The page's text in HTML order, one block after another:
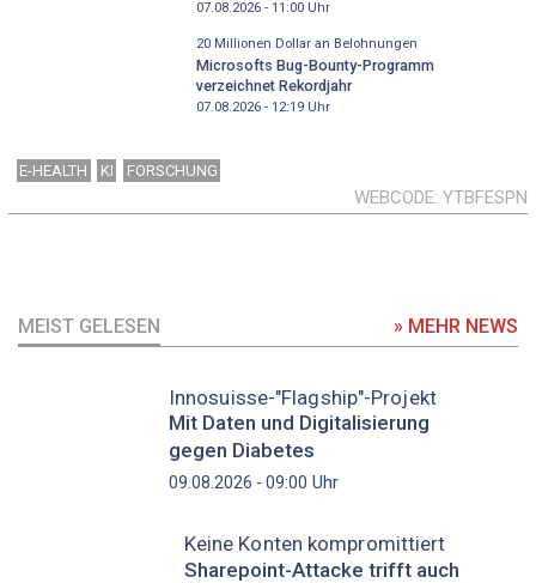
07.08.2026 - 11:00Uhr
20 Millionen Dollar an Belohnungen
Microsofts Bug-Bounty-Programm
verzeichnet Rekordjahr
07.08.2026 - 12:19Uhr
E-HEALTH KI FORSCHUNG
WEBCODE YTBFESPN
MEIST GELESEN » MEHR NEWS
Innosuisse-"Flagship"-Projekt
Mit Daten und Digitalisierung
gegen Diabetes
09.08.2026 - 09:00 Uhr
Keine Konten kompromittiert
Sharepoint-Attacke trifft auch